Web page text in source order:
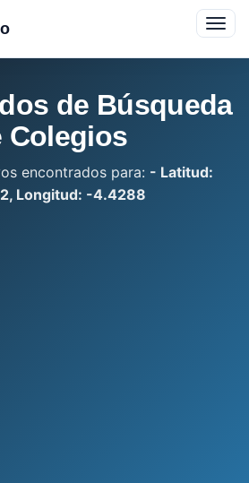
de Búsqueda
Colegios
encontrados para: - Latitud:
Longitud: -4.4288